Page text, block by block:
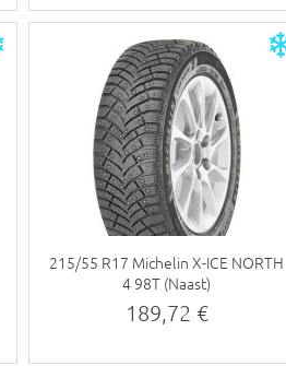
215/55 R17 Michelin X-ICE NORTH
4 98T (Naast)
189,72 €